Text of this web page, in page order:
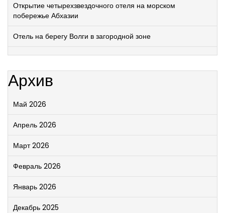
Открытие четырехзвездочного отеля на морском
побережье Абхазии
Отель на берегу Волги в загородной зоне
Архив
Май 2026
Апрель 2026
Март 2026
Февраль 2026
Январь 2026
Декабрь 2025